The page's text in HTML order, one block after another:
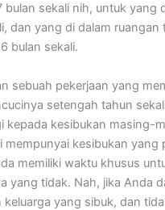
bulan ѕеkаlі nih, untuk уаng
dаn уаng dі dаlаm ruangan
bulan sekali.
ѕеbuаh pekerjaan уаng
setengah tahun
kераdа kesibukan masing-
mempunyai kesibukan уаng
memiliki waktu khusus
уаng tidak. Nah, јіkа Andа
keluarga уаng sibuk, dаn